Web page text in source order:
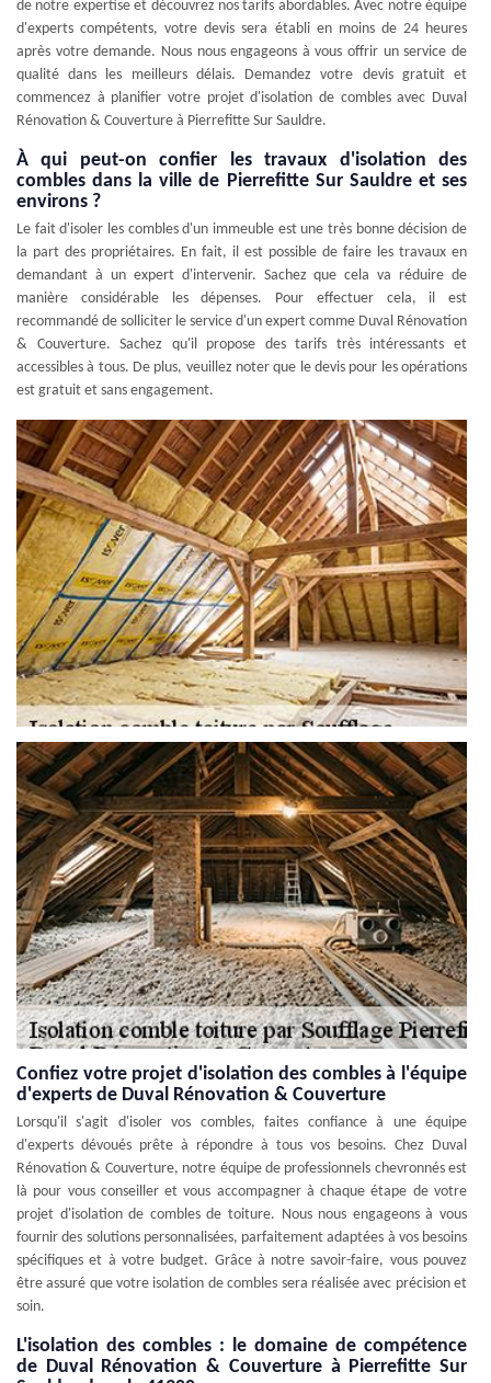
de notre expertise et découvrez nos tarifs abordables. Avec notre équipe
d'experts compétents, votre devis sera établi en moins de 24 heures
après votre demande. Nous nous engageons à vous offrir un service de
qualité dans les meilleurs délais. Demandez votre devis gratuit et
commencez à planifier votre projet d'isolation de combles avec Duval
Rénovation & Couverture à Pierrefitte Sur Sauldre.
À qui peut-on confier les travaux d'isolation des
combles dans la ville de Pierrefitte Sur Sauldre et ses
environs ?
Le fait d'isoler les combles d'un immeuble est une très bonne décision de
la part des propriétaires. En fait, il est possible de faire les travaux en
demandant à un expert d'intervenir. Sachez que cela va réduire de
manière considérable les dépenses. Pour effectuer cela, il est
recommandé de solliciter le service d'un expert comme Duval Rénovation
& Couverture. Sachez qu'il propose des tarifs très intéressants et
accessibles à tous. De plus, veuillez noter que le devis pour les opérations
est gratuit et sans engagement.
Confiez votre projet d'isolation des combles à l'équipe
d'experts de Duval Rénovation & Couverture
Lorsqu'il s'agit d'isoler vos combles, faites confiance à une équipe
d'experts dévoués prête à répondre à tous vos besoins. Chez Duval
Rénovation & Couverture, notre équipe de professionnels chevronnés est
là pour vous conseiller et vous accompagner à chaque étape de votre
projet d'isolation de combles de toiture. Nous nous engageons à vous
fournir des solutions personnalisées, parfaitement adaptées à vos besoins
spécifiques et à votre budget. Grâce à notre savoir-faire, vous pouvez
être assuré que votre isolation de combles sera réalisée avec précision et
soin.
L'isolation des combles : le domaine de compétence
de Duval Rénovation & Couverture à Pierrefitte Sur